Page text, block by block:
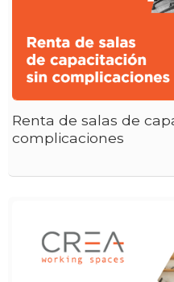
Renta de salas de
complicaciones